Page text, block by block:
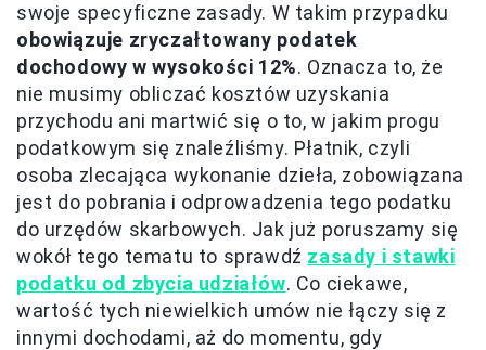
swoje specyficzne zasady. W takim przypadku
obowiązuje zryczałtowany podatek
dochodowy w wysokości 12%. Oznacza to, że
nie musimy obliczać kosztów uzyskania
przychodu ani martwić się o to, w jakim progu
podatkowym się znaleźliśmy. Płatnik, czyli
osoba zlecająca wykonanie dzieła, zobowiązana
jest do pobrania i odprowadzenia tego podatku
do urzędów skarbowych. Jak już poruszamy się
wokół tego tematu to sprawdź zasady i stawki
podatku od zbycia udziałów. Co ciekawe,
wartość tych niewielkich umów nie łączy się z
innymi dochodami, aż do momentu, gdy